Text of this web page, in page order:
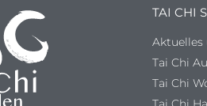
TAI CHI
Aktuelles
Tai Chi
Tai Chi